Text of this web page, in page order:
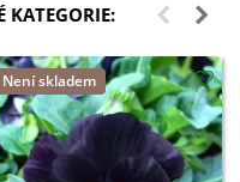
KATEGORIE:
Není skladem